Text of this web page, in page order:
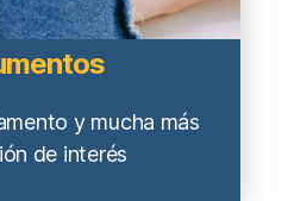
y mucha más
de interés